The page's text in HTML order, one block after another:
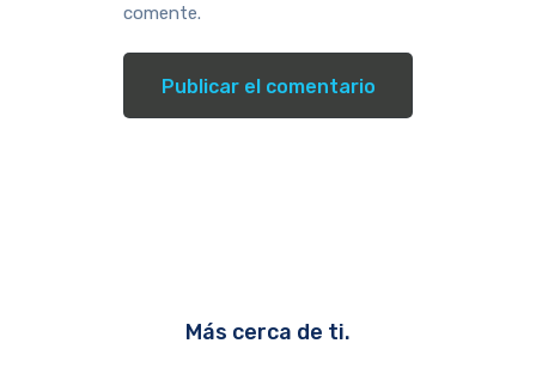
comente.
Más cerca de ti.